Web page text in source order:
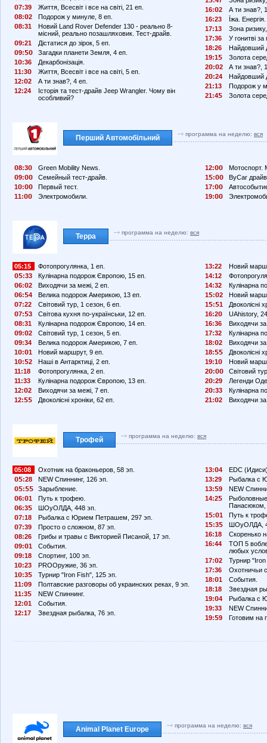
7:39
Життя, Всесвіт і все на світі, 21 еп.
8:
2
Подорож у минуле, 8 еп.
8:31
Новий Land Rover Defender 130 - реально 8-
місний, реально позашляховик. Тест-драйв.
9:21
Дістатися до зірок, 5 еп.
9:
Загадки планети Земля, 4 еп.
1
:36
Декарбонізація.
11:3
Життя, Всесвіт і все на світі, 5 еп.
12:
2
А ти знав?, 4 еп.
12:24
Історія та тест-драйв Jeep Wrangler. Чому він
особливий?
16:
2
А ти знав?,
16:23
Їжа.
17:13
Зона
17:36
У гонитві за
18:26
Найдовший
19:1
Золота
2
: 2
А ти знав?,
2
:24
Найдовший
21:13
Подорож у
21:4
Золота
Перший Автомобільний программа на неделю: вся
8:3
Green Mobility News.
9:
Семейный тест-драйв.
1
:
Первый тест.
11:
Электромобили.
12:
Мотоспорт.
1
:
ByCar
17:
19:
Терра программа на неделю: вся
05:15
Фотопрогулянка, 1 еп.
:33
Кулінарна подорож Європою, 15 еп.
6:
2
Виходячи за межі, 2 еп.
6:
4
Велика подорож Америкою, 13 еп.
7:22
Світовий тур, 1 сезон, 6 еп.
7:
3
Світова кухня по-українськи, 12 еп.
8:31
Кулінарна подорож Європою, 14 еп.
9:
2
Світовий тур, 1 сезон, 5 еп.
9:34
Велика подорож Америкою, 7 еп.
1
: 1
Новий маршрут, 9 еп.
1
: 2
Наші в Антарктиці, 2 еп.
11:18
Фотопрогулянка, 2 еп.
11:33
Кулінарна подорож Європою, 13 еп.
12:
2
Виходячи за межі, 7 еп.
12:
Двоколісні хроніки, 62 еп.
13:22
Новий
14:12
14:32
Кулінарна
1
: 2
Новий
1
: 1
Двоколісні
16:2
UAhistory,
16:36
Виходячи
17:32
Кулінарна
18:
2
Виходячи
18:
Двоколісні
19:1
Новий
2
:
Світовий
2
:29
Легенди
2
:33
Кулінарна
21:
2 Виходячи
Трофей программа на неделю: вся
05:08
Охотник на браконьеров, 58 эп.
:28
NEW Спиннинг, 126 эп.
:
Зарыбление.
6:
1
Путь к трофею.
6:3
ШОуОЛДА, 448 эп.
7:18
Рыбалка с Юрием Петрашем, 297 эп.
7:39
Просто о сложном, 87 эп.
8:26
Грибы и травы с Викторией Писаной, 17 эп.
9:
1
События.
9:18
Спортинг, 100 эп.
1
:23
PROОружие, 36 эп.
1
:3
Турнир "Iron Fish", 125 эп.
11:
9
Полтавские разговоры об украинских реках, 9 эп.
11:3
NEW Спиннинг.
12:
1
События.
12:17
Звездная рыбалка, 76 эп.
13: 4
EDC
13:29
Рыбалка с
13:
9
NEW
14:2
Панасюком,
1
: 1
Путь к
1
:3
ШОуОЛДА,
16:18
Скоренько
16:44
ТОП 5
любых
17:
2
Турнир
17:36
Охотничьи
18:
1
События.
18:18
Звездная
19:
4
Рыбалка с
19:33
NEW
19:
9 Готовим на
Animal Planet Europe программа на неделю: вся